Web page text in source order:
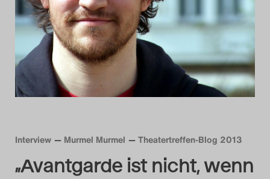
Das Theatertreffen-
Das Theatertreffen-
Das Theatertreffen-
Alumni
Das Theatertreffen-
Das Theatertreffen-
Interview Murmel Murmel Theatertreffen-Blog 2013
„Avantgarde ist nicht, wenn